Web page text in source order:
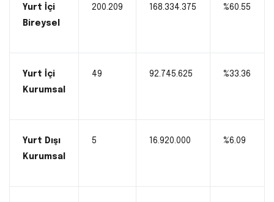
Yurt İçi
Bireysel
200.209 168.334.375 %60.55
Yurt İçi
Kurumsal
49 92.745.625 %33.36
Yurt Dışı
Kurumsal
5 16.920.000 %6.09